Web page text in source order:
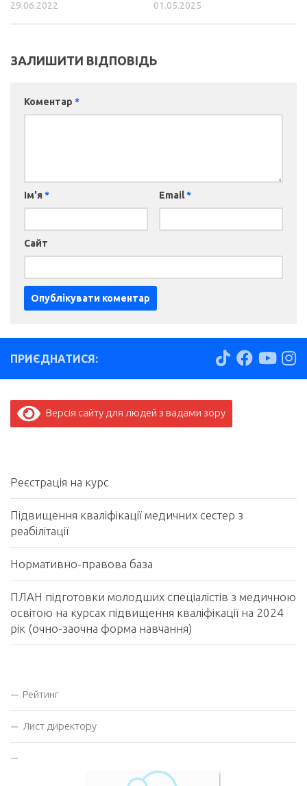
29.06.2022 01.05.2025
ЗАЛИШИТИ ВІДПОВІДЬ
Коментар *
Ім'я * Email*
Сайт
ПРИЄДНАТИСЯ:
Версія сайту для людей з вадами зору
Реєстрація на курс
Підвищення кваліфікації медичних сестер з
реабілітації
Нормативно-правова база
ПЛАН підготовки молодших спеціалістів з медичною
освітою на курсах підвищення кваліфікації на 2024
рік (очно-заочна форма навчання)
Рейтинг
Лист директору